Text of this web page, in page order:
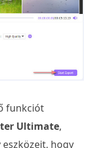
funkciót
Ultimate,
hogy